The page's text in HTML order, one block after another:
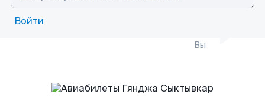
Войти
Вы